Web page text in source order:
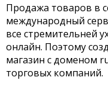
Продажа товаров в
международный
все стремительней
онлайн. Поэтому
магазин с доменом
торговых компаний.